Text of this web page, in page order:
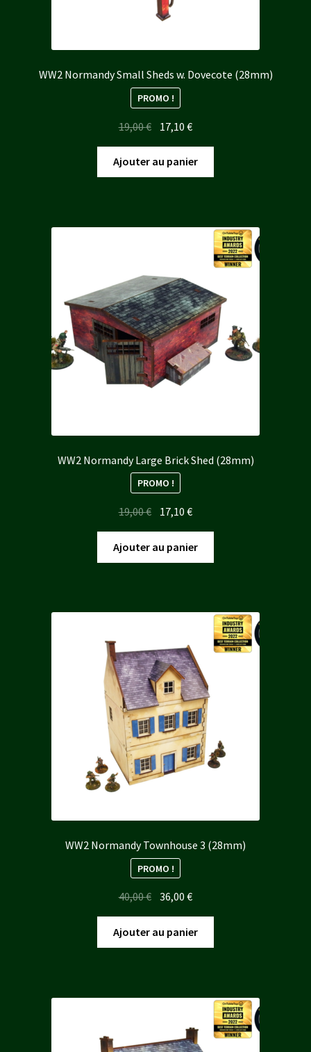
WW2 Normandy Small Sheds w. Dovecote (28mm)
PROMO !
19,00€ Le
initial
était :
17,10€Le
actuel
est :
Ajouter au panier
WW2 Normandy Large Brick Shed (28mm)
PROMO !
19,00€ Le
prix
initial
était :
17,10€Le
prix
actuel
est :
Ajouter au panier
WW2 Normandy Townhouse 3 (28mm)
PROMO !
40,00€ Le
prix
initial
était :
36,00€Le
prix
actuel
est :
Ajouter au panier